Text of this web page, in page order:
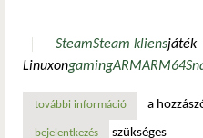
SteamSteam kliensjáték
LinuxongamingARMARM64
további információa steam
a
bejelentkezés szükséges